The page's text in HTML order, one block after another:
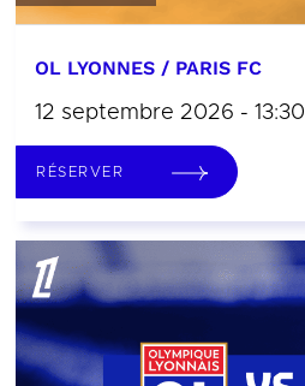
OL LYONNES / PARIS FC
12 septembre 2026 - 13:30
RÉSERVER